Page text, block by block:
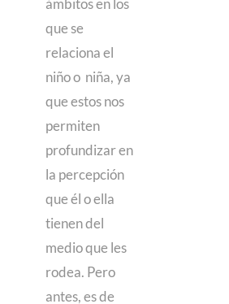
ámbitos en los
que se
relaciona el
niño o niña, ya
que estos nos
permiten
profundizar en
la percepción
que él o ella
tienen del
medio que les
rodea. Pero
antes, es de